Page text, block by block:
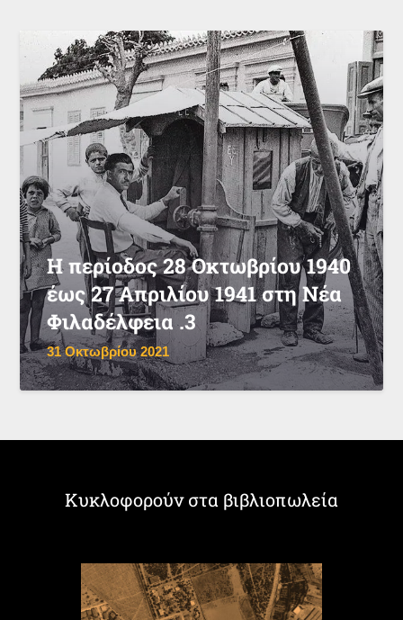
Η περίοδος 28 Οκτωβρίου 1940
έως 27 Απριλίου 1941 στη Νέα
Φιλαδέλφεια .3
31 Οκτωβρίου 2021
Κυκλοφορούν στα βιβλιοπωλεία